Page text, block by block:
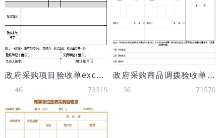
政府采购项目验收单excel模板
46 73319
政府采购商品调拨验收单excel模板
36 71570